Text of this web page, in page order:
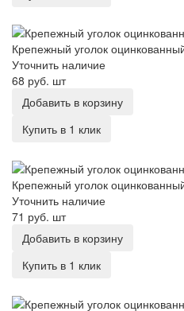
Крепежный уголок
Уточнить наличие
68 руб. шт
Добавить в корзину
Купить в 1 клик
Крепежный уголок
Уточнить наличие
71 руб. шт
Добавить в корзину
Купить в 1 клик